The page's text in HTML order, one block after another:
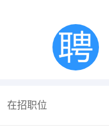
在招职位